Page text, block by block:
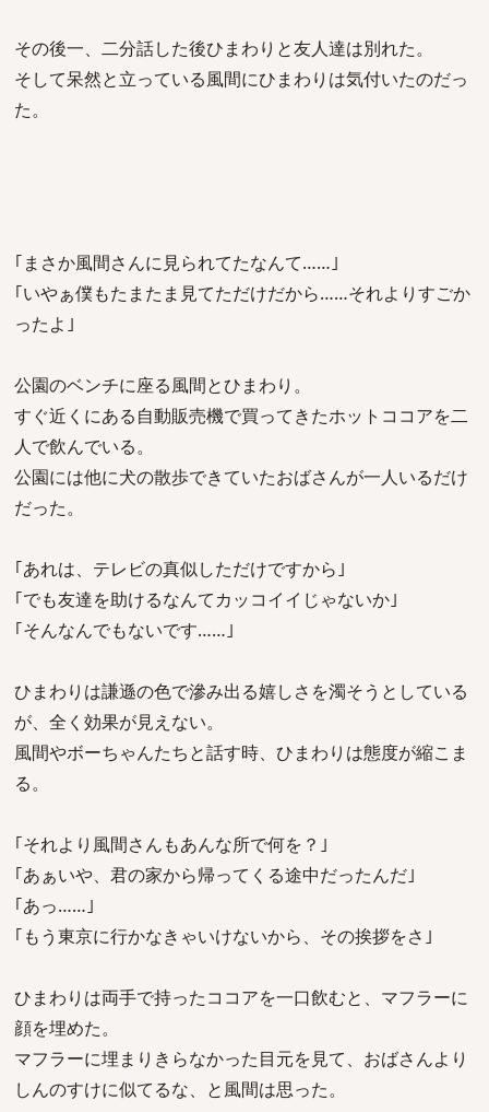
その後一、二分話した後ひまわりと友人達は別れた。
そして呆然と立っている風間にひまわりは気付いたのだっ
た。
｢まさか風間さんに見られてたなんて……｣
｢いやぁ僕もたまたま見てただけだから……それよりすごか
ったよ｣
公園のベンチに座る風間とひまわり。
すぐ近くにある自動販売機で買ってきたホットココアを二
人で飲んでいる。
公園には他に犬の散歩できていたおばさんが一人いるだけ
だった。
｢あれは、テレビの真似しただけですから｣
｢でも友達を助けるなんてカッコイイじゃないか｣
｢そんなんでもないです……｣
ひまわりは謙遜の色で滲み出る嬉しさを濁そうとしている
が、全く効果が見えない。
風間やボーちゃんたちと話す時、ひまわりは態度が縮こま
る。
｢それより風間さんもあんな所で何を？｣
｢あぁいや、君の家から帰ってくる途中だったんだ｣
｢あっ……｣
｢もう東京に行かなきゃいけないから、その挨拶をさ｣
ひまわりは両手で持ったココアを一口飲むと、マフラーに
顔を埋めた。
マフラーに埋まりきらなかった目元を見て、おばさんより
しんのすけに似てるな、と風間は思った。